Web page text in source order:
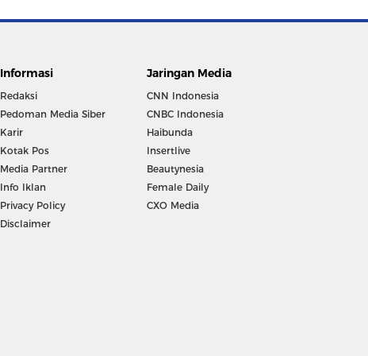
Informasi
Redaksi
Pedoman Media Siber
Karir
Kotak Pos
Media Partner
Info Iklan
Privacy Policy
Disclaimer
Jaringan Media
CNN Indonesia
CNBC Indonesia
Haibunda
Insertlive
Beautynesia
Female Daily
CXO Media